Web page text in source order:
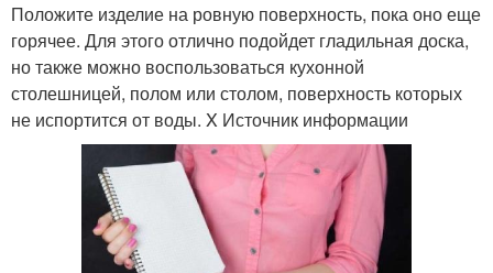
Положите изделие на ровную поверхность, пока оно еще
горячее. Для этого отлично подойдет гладильная доска,
но также можно воспользоваться кухонной
столешницей, полом или столом, поверхность которых
не испортится от воды. X Источник информации